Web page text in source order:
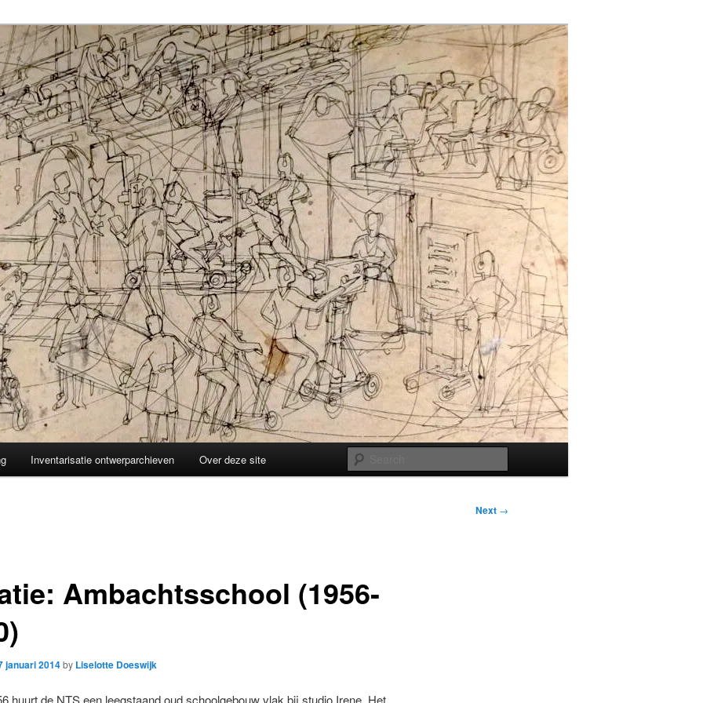
Inventarisatie ontwerparchieven Over deze site
Next →
Ambachtsschool (1956-
januari 2014by Liselotte Doeswijk
huurt de NTS een leegstaand oud schoolgebouw vlak bij studio Irene. Het